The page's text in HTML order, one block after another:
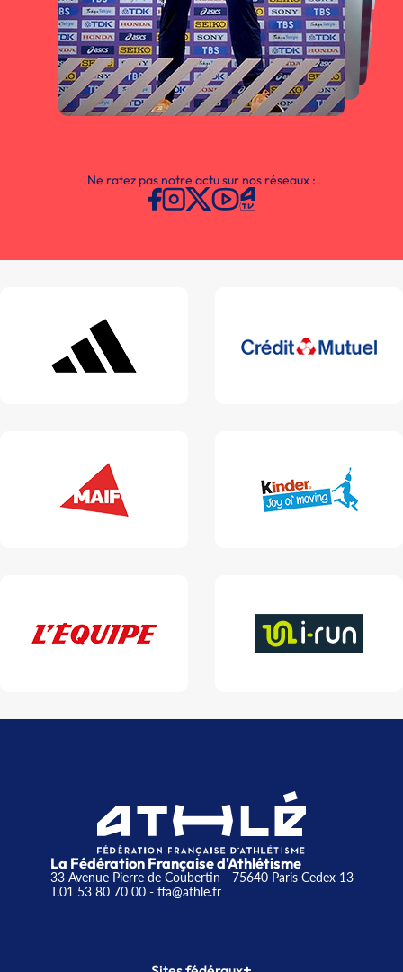
Ne ratez pas notre actu sur nos réseaux :
La Fédération Française d'Athlétisme
33 Avenue Pierre de Coubertin - 75640 Paris Cedex 13
T.01 53 80 70 00- ffa@athle.fr